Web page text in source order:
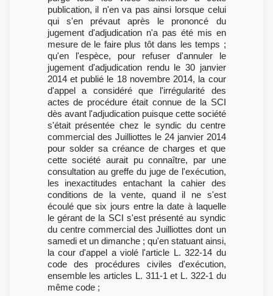
publication, il n'en va pas ainsi lorsque celui
qui s'en prévaut après le prononcé du
jugement d'adjudication n'a pas été mis en
mesure de le faire plus tôt dans les temps ;
qu'en l'espèce, pour refuser d'annuler le
jugement d'adjudication rendu le 30 janvier
2014 et publié le 18 novembre 2014, la cour
d'appel a considéré que l'irrégularité des
actes de procédure était connue de la SCI
dès avant l'adjudication puisque cette société
s'était présentée chez le syndic du centre
commercial des Juilliottes le 24 janvier 2014
pour solder sa créance de charges et que
cette société aurait pu connaître, par une
consultation au greffe du juge de l'exécution,
les inexactitudes entachant la cahier des
conditions de la vente, quand il ne s'est
écoulé que six jours entre la date à laquelle
le gérant de la SCI s'est présenté au syndic
du centre commercial des Juilliottes dont un
samedi et un dimanche ; qu'en statuant ainsi,
la cour d'appel a violé l'article L. 322-14 du
code des procédures civiles d'exécution,
ensemble les articles L. 311-1 et L. 322-1 du
même code ;